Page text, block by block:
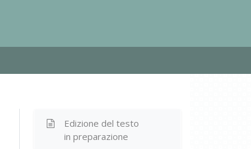
Edizione del testo
in preparazione